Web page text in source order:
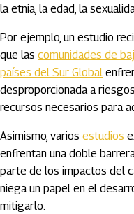
la etnia, la edad, la
Por ejemplo, un estudio
que las comunidades de
países del Sur Global
desproporcionada a
recursos necesarios para
Asimismo, varios estudios
enfrentan una doble
parte de los impactos del
niega un papel en el
mitigarlo.